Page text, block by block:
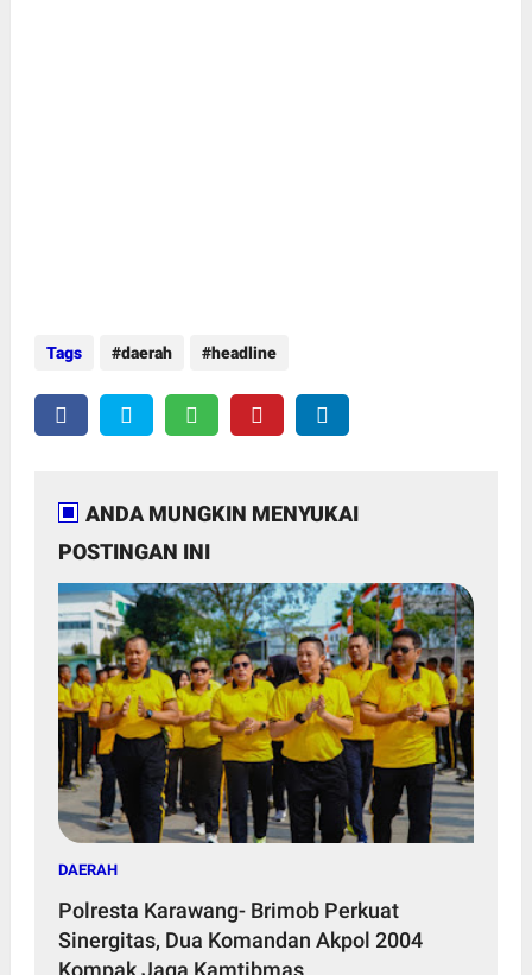
Tags daerah headline
ANDA MUNGKIN MENYUKAI
POSTINGAN INI
DAERAH
Polresta Karawang- Brimob Perkuat
Sinergitas, Dua Komandan Akpol 2004
Kompak Jaga Kamtibmas